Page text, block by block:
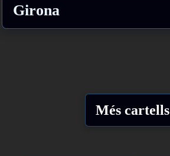
Girona
Més cartells